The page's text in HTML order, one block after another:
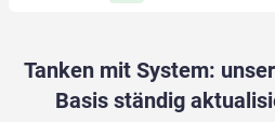
Tanken mit System:
Basis ständig